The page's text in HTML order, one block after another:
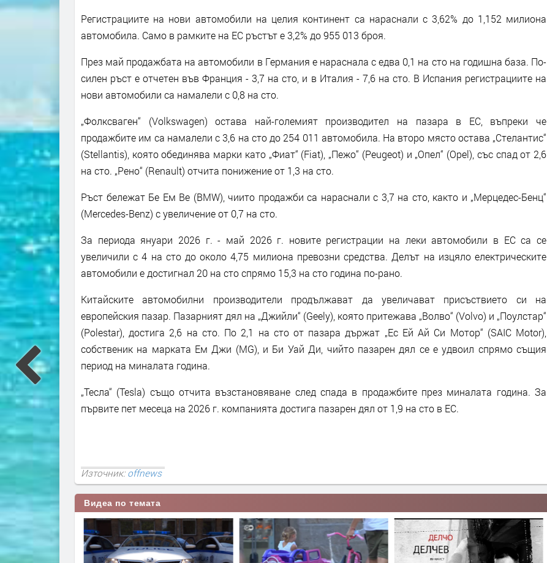
Регистрациите на нови автомобили на целия континент са нараснали с 3,62% до 1,152 милиона
автомобила. Само в рамките на ЕС ръстът е 3,2% до 955 013 броя.
През май продажбата на автомобили в Германия е нараснала с едва 0,1 на сто на годишна база. По-
силен ръст е отчетен във Франция - 3,7 на сто, и в Италия - 7,6 на сто. В Испания регистрациите на
нови автомобили са намалели с 0,8 на сто.
„Фолксваген“ (Volkswagen) остава най-големият производител на пазара в ЕС, въпреки че
продажбите им са намалели с 3,6 на сто до 254 011 автомобила. На второ място остава „Стелантис“
(Stellantis), която обединява марки като „Фиат“ (Fiat), „Пежо“ (Peugeot) и „Опел“ (Opel), със спад от 2,6
на сто. „Рено“ (Renault) отчита понижение от 1,3 на сто.
Ръст бележат Бе Ем Ве (BMW), чиито продажби са нараснали с 3,7 на сто, както и „Мерцедес-Бенц“
(Mercedes-Benz) с увеличение от 0,7 на сто.
За периода януари 2026 г. - май 2026 г. новите регистрации на леки автомобили в ЕС са се
увеличили с 4 на сто до около 4,75 милиона превозни средства. Делът на изцяло електрическите
автомобили е достигнал 20 на сто спрямо 15,3 на сто година по-рано.
Китайските автомобилни производители продължават да увеличават присъствието си на
европейския пазар. Пазарният дял на „Джийли“ (Geely), която притежава „Волво“ (Volvo) и „Поулстар“
(Polestar), достига 2,6 на сто. По 2,1 на сто от пазара държат „Ес Ей Ай Си Мотор“ (SAIC Motor),
собственик на марката Ем Джи (MG), и Би Уай Ди, чийто пазарен дял се е удвоил спрямо същия
период на миналата година.
„Тесла“ (Tesla) също отчита възстановяване след спада в продажбите през миналата година. За
първите пет месеца на 2026 г. компанията достига пазарен дял от 1,9 на сто в ЕС.
Източник:offnews
Видеа по темата